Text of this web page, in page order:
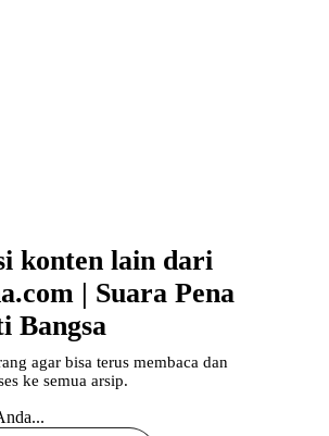
konten lain dari
| Suara Pena
Bangsa
agar bisa terus membaca dan
ke semua arsip.